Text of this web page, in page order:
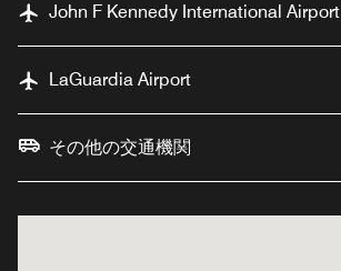
John F Kennedy International Airport
LaGuardia Airport
その他の交通機関